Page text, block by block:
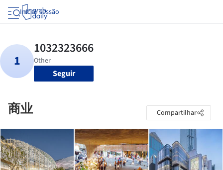
Iniciar sessão
Seguir
商业 Compartilhar